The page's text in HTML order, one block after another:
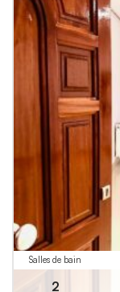
Salles de bain
2